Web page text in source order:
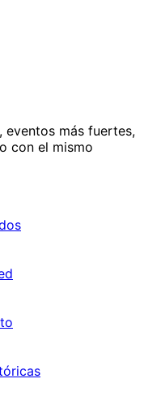
eventos más fuertes,
con el mismo